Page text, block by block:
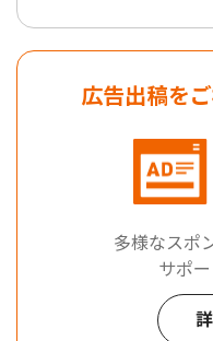
広告出稿を
多様なスポ
サポー